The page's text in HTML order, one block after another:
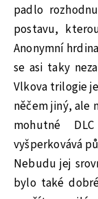
padlo
postavu,
Anonymní
se asi taky
Vlkova trilogie
něčem jiný, ale
mohutné
vyšperkovává
Nebudu jej
bylo také